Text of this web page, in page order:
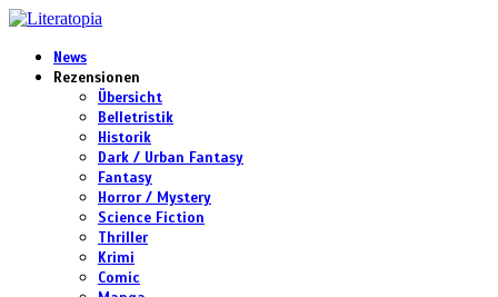
News
Rezensionen
Übersicht
Belletristik
Historik
Dark / Urban Fantasy
Fantasy
Horror / Mystery
Science Fiction
Thriller
Krimi
Comic